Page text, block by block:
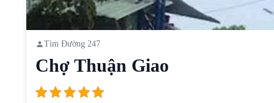
Tìm Đường 247
Chợ Thuận Giao